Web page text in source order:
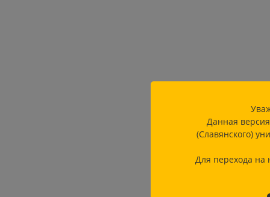
Данная
(Славянского)
Для перехода на